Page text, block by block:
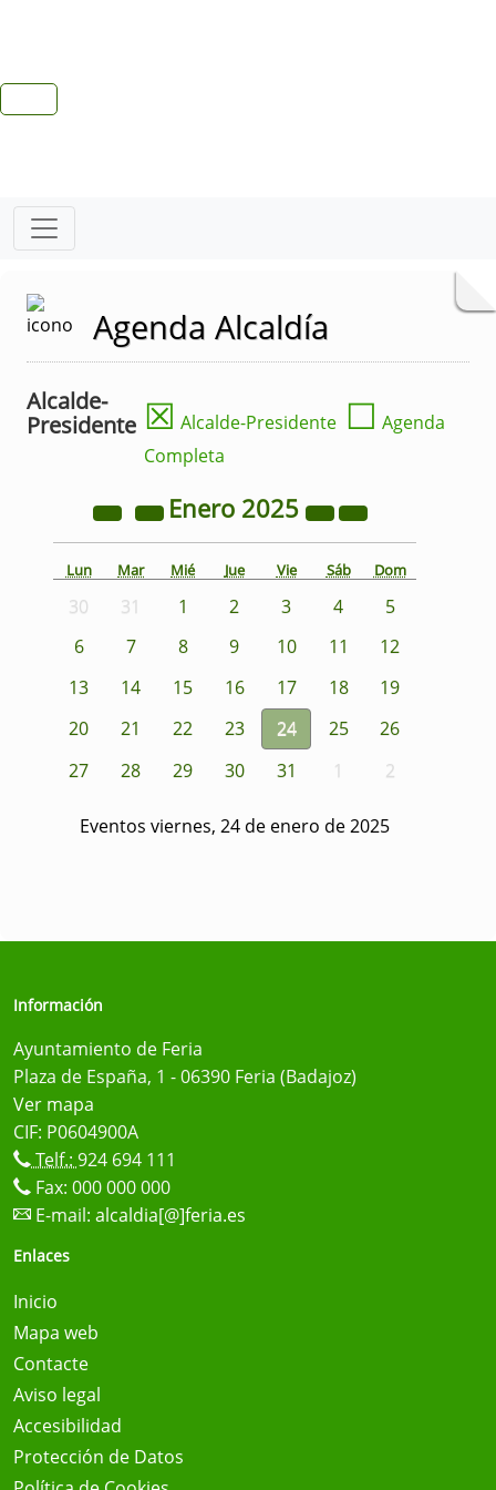
Agenda Alcaldía
Alcalde-
Presidente ☒ Alcalde-Presidente ☐ Agenda
Completa
Enero 2025
Lun Mar Mié Jue Vie Sáb Dom
30 31 1 2 3 4
5
6
7 8 9 10 11
12
13
14 15 16 17 18
19
20
21 22 23 24 25
26
27
28 29 30 31 1 2
Eventos viernes, 24 de enero de 2025
Información
Ayuntamiento de Feria
Plaza de España, 1 - 06390 Feria (Badajoz)
Ver mapa
CIF: P0604900A
Telf.: 924 694 111
Fax: 000 000 000
E-mail: alcaldia[@]feria.es
Enlaces
Inicio
Mapa web
Contacte
Aviso legal
Accesibilidad
Protección de Datos